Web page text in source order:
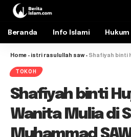
Beranda Info Islami
Home - istri rasulullah saw- Shafiyah binti Huyay,
TOKOH
Shafiyah binti
Wanita Mulia di